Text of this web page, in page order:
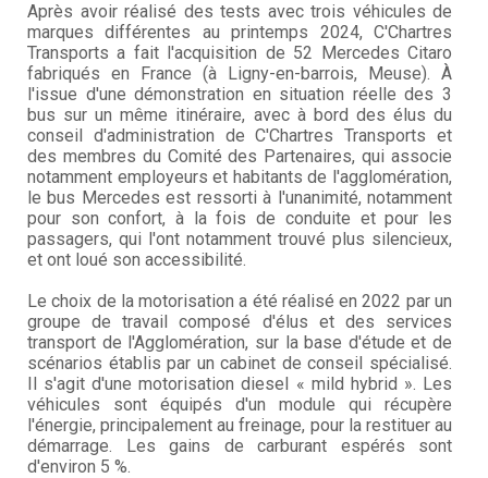
Après avoir réalisé des tests avec trois véhicules de
marques différentes au printemps 2024, C'Chartres
Transports a fait l'acquisition de 52 Mercedes Citaro
fabriqués en France (à Ligny-en-barrois, Meuse). À
l'issue d'une démonstration en situation réelle des 3
bus sur un même itinéraire, avec à bord des élus du
conseil d'administration de C'Chartres Transports et
des membres du Comité des Partenaires, qui associe
notamment employeurs et habitants de l'agglomération,
le bus Mercedes est ressorti à l'unanimité, notamment
pour son confort, à la fois de conduite et pour les
passagers, qui l'ont notamment trouvé plus silencieux,
et ont loué son accessibilité.
Le choix de la motorisation a été réalisé en 2022 par un
groupe de travail composé d'élus et des services
transport de l'Agglomération, sur la base d'étude et de
scénarios établis par un cabinet de conseil spécialisé.
Il s'agit d'une motorisation diesel « mild hybrid ». Les
véhicules sont équipés d'un module qui récupère
l'énergie, principalement au freinage, pour la restituer au
démarrage. Les gains de carburant espérés sont
d'environ 5 %.